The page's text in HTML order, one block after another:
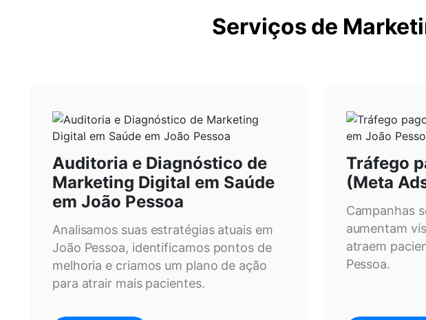
Serviços de
Auditoria e Diagnóstico de
Marketing Digital em Saúde
em João Pessoa
Analisamos suas estratégias atuais em
João Pessoa, identificamos pontos de
melhoria e criamos um plano de ação
para atrair mais pacientes.
Tráfego
(Meta
Campanhas
aumentam
atraem
Pessoa.